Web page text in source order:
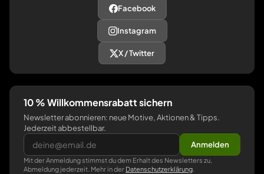
Facebook
Instagram
X / Twitter
10 % Willkommensrabatt sichern
Newsletter abonnieren: neue Motive, Aktionen & Tipps.
Jederzeit abbestellbar.
Anmelden
Mit der Anmeldung stimmst du dem Erhalt des Newsletters zu,
Abmeldung jederzeit. Mehr in der Datenschutzerklärung